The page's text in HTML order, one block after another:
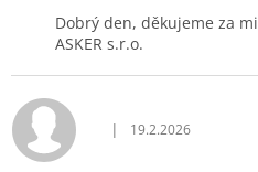
Dobrý den, děkujeme za
ASKER s.r.o.
Hodnocení obchodu
| 19.2.2026